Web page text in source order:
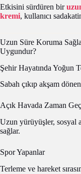
Etkisini sürdüren bir
kremi, kullanıcı
Uzun Süre Koruma
Uygundur?
Şehir Hayatında Yoğun
Sabah çıkıp akşam
Açık Havada Zaman
Uzun yürüyüşler, sosyal
sağlar.
Spor Yapanlar
Terleme ve hareket